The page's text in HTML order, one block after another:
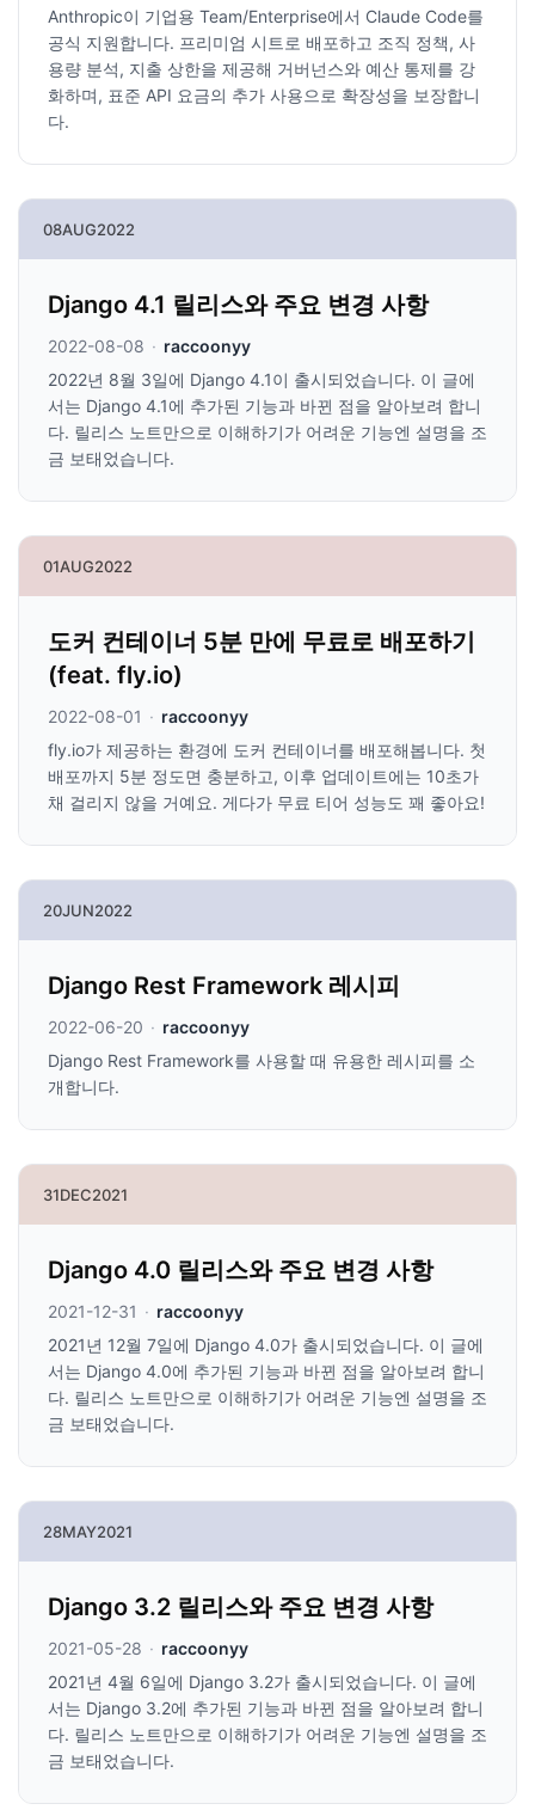
Anthropic이 기업용 Team/Enterprise에서 Claude Code를
공식 지원합니다. 프리미엄 시트로 배포하고 조직 정책, 사
용량 분석, 지출 상한을 제공해 거버넌스와 예산 통제를 강
화하며, 표준 API 요금의 추가 사용으로 확장성을 보장합니
다.
08AUG2022
Django 4.1 릴리스와 주요 변경 사항
2022-08-08 · raccoonyy
2022년 8월 3일에 Django 4.1이 출시되었습니다. 이 글에
서는 Django 4.1에 추가된 기능과 바뀐 점을 알아보려 합니
다. 릴리스 노트만으로 이해하기가 어려운 기능엔 설명을 조
금 보태었습니다.
01AUG2022
도커 컨테이너 5분 만에 무료로 배포하기
(feat. fly.io)
2022-08-01 · raccoonyy
fly.io가 제공하는 환경에 도커 컨테이너를 배포해봅니다. 첫
배포까지 5분 정도면 충분하고, 이후 업데이트에는 10초가
채 걸리지 않을 거예요. 게다가 무료 티어 성능도 꽤 좋아요!
20JUN2022
Django Rest Framework 레시피
2022-06-20 · raccoonyy
Django Rest Framework를 사용할 때 유용한 레시피를 소
개합니다.
31DEC2021
Django 4.0 릴리스와 주요 변경 사항
2021-12-31 · raccoonyy
2021년 12월 7일에 Django 4.0가 출시되었습니다. 이 글에
서는 Django 4.0에 추가된 기능과 바뀐 점을 알아보려 합니
다. 릴리스 노트만으로 이해하기가 어려운 기능엔 설명을 조
금 보태었습니다.
28MAY2021
Django 3.2 릴리스와 주요 변경 사항
2021-05-28 · raccoonyy
2021년 4월 6일에 Django 3.2가 출시되었습니다. 이 글에
서는 Django 3.2에 추가된 기능과 바뀐 점을 알아보려 합니
다. 릴리스 노트만으로 이해하기가 어려운 기능엔 설명을 조
금 보태었습니다.